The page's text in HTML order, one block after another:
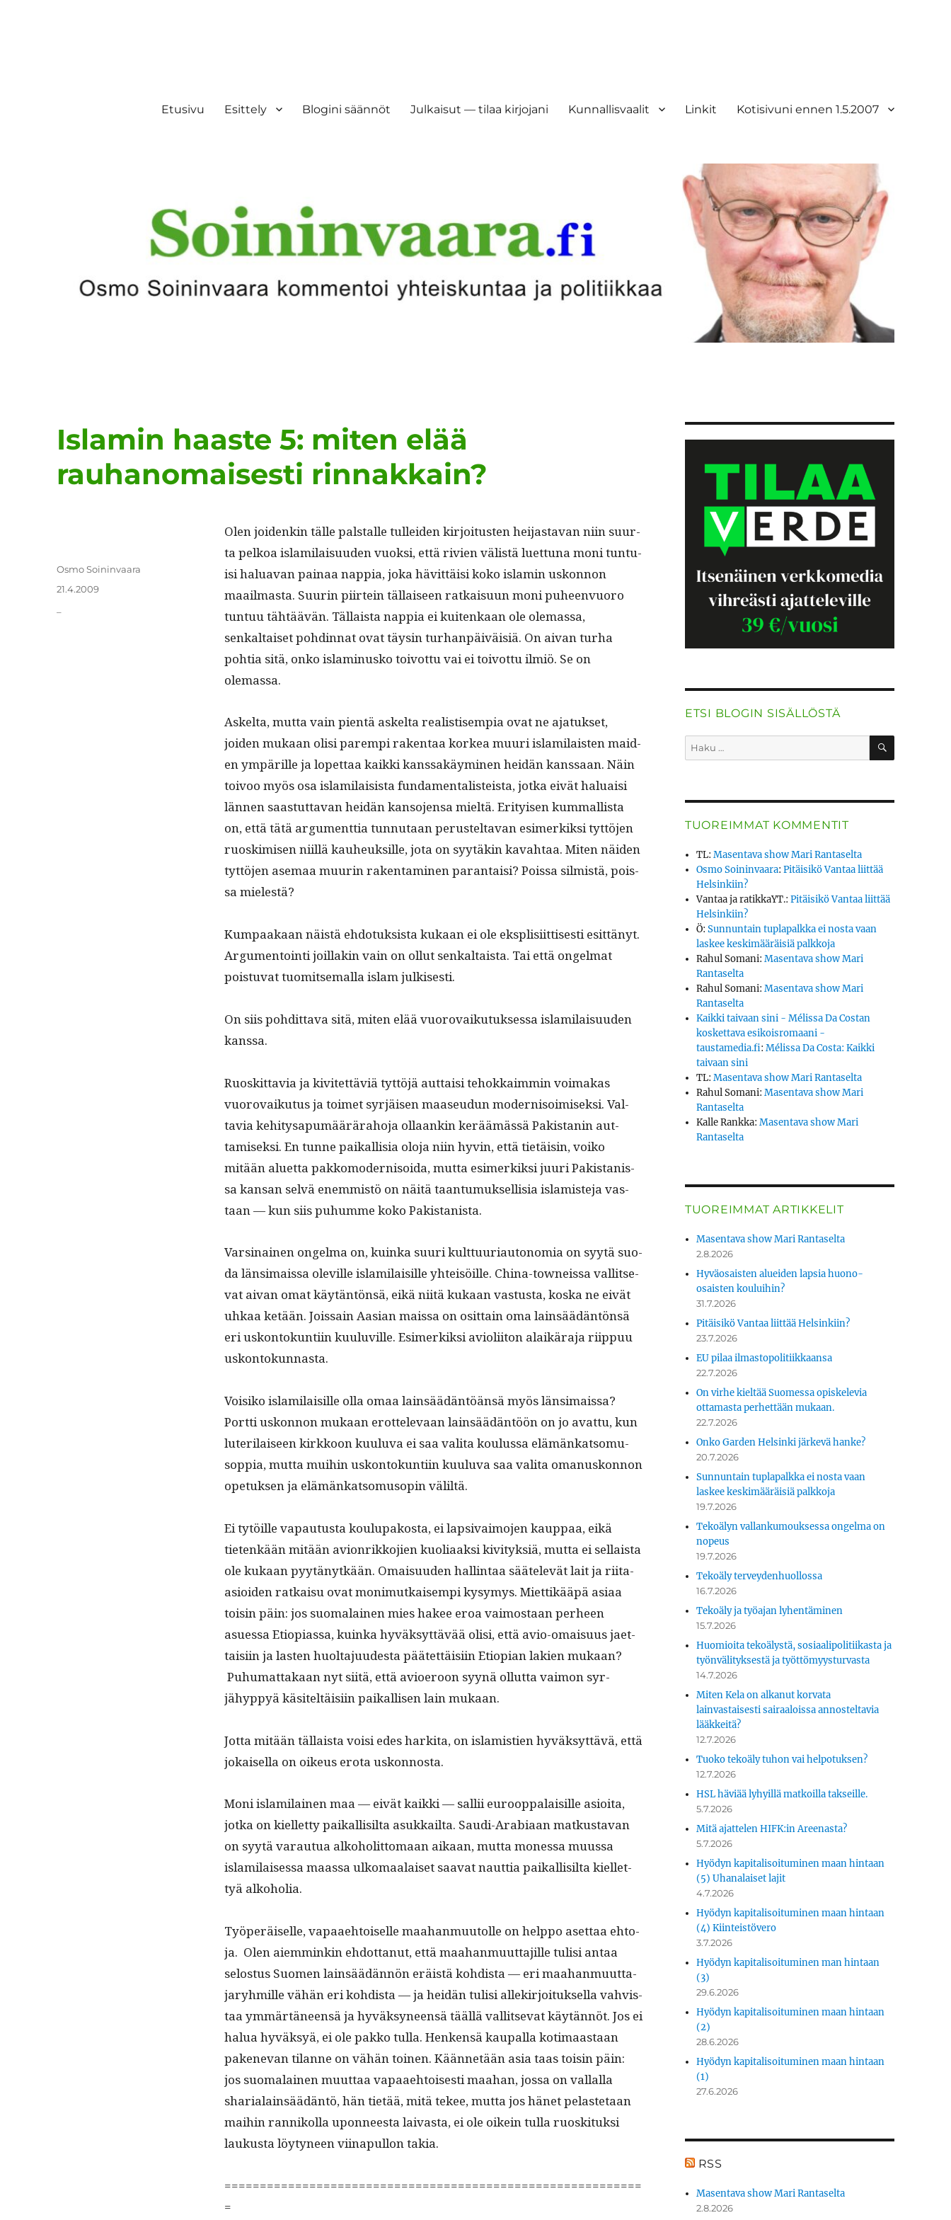
Etusivu Esittely Blogini säännöt Julkaisut — tilaa kirjojani Kunnallisvaalit Linkit Kotisivuni ennen 1.5.2007
Islamin haaste 5: miten elää
rauhanomaisesti rinnakkain?
Olen joidenkin tälle pal­stalle tullei­den kir­joi­tusten hei­jas­ta­van niin suur­
ta pelkoa islami­laisu­u­den vuok­si, että riv­ien välistä luet­tuna moni tun­tu­
isi halu­a­van painaa nap­pia, joka hävit­täisi koko islamin uskon­non
maail­mas­ta. Suurin piirtein täl­laiseen ratkaisu­un moni puheen­vuoro
tun­tuu tähtäävän. Täl­laista nap­pia ei kuitenkaan ole ole­mas­sa,
senkaltaiset pohdin­nat ovat täysin turhan­päiväisiä. On aivan turha
pohtia sitä, onko islami­nusko toiv­ot­tu vai ei toiv­ot­tu ilmiö. Se on
olemassa.
Askelta, mut­ta vain pien­tä askelta real­is­tisem­pia ovat ne ajatuk­set,
joiden mukaan olisi parem­pi rak­en­taa korkea muuri islami­lais­ten maid­
en ympärille ja lopet­taa kaik­ki kanssakäymi­nen hei­dän kanssaan. Näin
toivoo myös osa islami­lai­sista fun­da­men­tal­is­teista, jot­ka eivät halu­aisi
län­nen saas­tut­ta­van hei­dän kan­so­jen­sa mieltä. Eri­tyisen kum­mallista
on, että tätä argu­ment­tia tun­nu­taan perustelta­van esimerkik­si tyt­tö­jen
ruoskimisen niil­lä kauheuk­sille, jota on syytäkin kavah­taa. Miten näi­den
tyt­tö­jen ase­maa muurin rak­en­t­a­mi­nen paran­taisi? Pois­sa silmistä, pois­
sa mielestä?
Kumpaakaan näistä ehdo­tuk­sista kukaan ei ole eksplisi­it­tis­es­ti esit­tänyt.
Argu­men­toin­ti joil­lakin vain on ollut senkaltaista. Tai että ongel­mat
pois­tu­vat tuomit­se­mal­la islam julkisesti.
On siis pohdit­ta­va sitä, miten elää vuorovaiku­tuk­ses­sa islami­laisu­u­den
kanssa.
Ruoskit­tavia ja kivitet­täviä tyt­töjä aut­taisi tehokkaim­min voimakas
vuorovaiku­tus ja toimet syr­jäisen maaseudun mod­ernisoimisek­si. Val­
tavia kehi­tys­a­pumäärära­ho­ja ollaankin keräämässä Pak­istanin aut­
tamisek­si. En tunne paikallisia olo­ja niin hyvin, että tietäisin, voiko
mitään aluet­ta pakko­mod­ernisoi­da, mut­ta esimerkik­si juuri Pak­istanis­
sa kansan selvä enem­mistö on näitä taan­tu­muk­sel­lisia islamis­te­ja vas­
taan — kun siis puhumme koko Pakistanista.
Varsi­nainen ongel­ma on, kuin­ka suuri kult­tuuri­au­tono­mia on syytä suo­
da län­si­mais­sa oleville islami­laisille yhteisöille. Chi­na-towneis­sa val­lit­se­
vat aivan omat käytän­tön­sä, eikä niitä kukaan vas­tus­ta, kos­ka ne eivät
uhkaa ketään. Jois­sain Aasian mais­sa on osit­tain oma lain­säädän­tön­sä
eri uskon­tokun­ti­in kuu­luville. Esimerkik­si avi­o­li­iton alaikära­ja riip­puu
uskontokunnasta.
Voisiko islami­laisille olla omaa lain­säädän­töän­sä myös län­si­mais­sa?
Port­ti uskon­non mukaan erot­tel­e­vaan lain­säädän­töön on jo avat­tu, kun
luter­i­laiseen kirkkoon kuu­lu­va ei saa vali­ta koulus­sa elämänkat­so­mu­
sop­pia, mut­ta mui­hin uskon­tokun­ti­in kuu­lu­va saa vali­ta omanuskon­non
opetuk­sen ja elämänkat­so­mu­sopin väliltä.
Ei tytöille vapau­tus­ta koulu­pakos­ta, ei lap­si­vaimo­jen kaup­paa, eikä
tietenkään mitään avion­rikko­jien kuo­li­aak­si kiv­i­tyk­siä, mut­ta ei sel­l­aista
ole kukaan pyytänytkään. Omaisu­u­den hallintaa säätelevät lait ja riita-
asioiden ratkaisu ovat mon­imutkaisem­pi kysymys. Miet­tikääpä asi­aa
toisin päin: jos suo­ma­lainen mies hakee eroa vaimostaan per­heen
asues­sa Etiopi­as­sa, kuin­ka hyväksyt­tävää olisi, että avio-omaisu­us jaet­
taisi­in ja las­ten huolta­ju­ud­es­ta päätet­täisi­in Etiopi­an lakien mukaan?
Puhu­mat­takaan nyt siitä, että avio­eroon syynä ollut­ta vai­mon syr­
jähyp­pyä käsiteltäisi­in paikallisen lain mukaan.
Jot­ta mitään täl­laista voisi edes harki­ta, on islamistien hyväksyt­tävä, että
jokaisel­la on oikeus ero­ta uskonnosta.
Moni islami­lainen maa — eivät kaik­ki — sal­lii euroop­palaisille asioi­ta,
jot­ka on kiel­let­ty paikallisil­ta asukkail­ta. Sau­di-Ara­bi­aan matkus­ta­van
on syytä varautua alko­holit­tomaan aikaan, mut­ta mon­es­sa muus­sa
islami­laises­sa maas­sa ulko­maalaiset saa­vat naut­tia paikallisil­ta kiel­let­
tyä alkoholia.
Työperäiselle, vapaae­htoiselle maa­han­muu­tolle on help­po aset­taa ehto­
ja. Olen aiem­minkin ehdot­tanut, että maa­han­muut­ta­jille tulisi antaa
selostus Suomen lain­säädän­nön eräistä kohdista — eri maa­han­muut­ta­
jaryh­mille vähän eri kohdista — ja hei­dän tulisi allekir­joituk­sel­la vahvis­
taa ymmärtäneen­sä ja hyväksyneen­sä tääl­lä val­lit­se­vat käytän­nöt. Jos ei
halua hyväksyä, ei ole pakko tul­la. Henken­sä kau­pal­la koti­maas­taan
pak­enevan tilanne on vähän toinen. Kään­netään asia taas toisin päin:
jos suo­ma­lainen muut­taa vapaae­htois­es­ti maa­han, jos­sa on val­lal­la
shar­i­alain­säädän­tö, hän tietää, mitä tekee, mut­ta jos hänet pelaste­taan
mai­hin ran­nikol­la upon­neesta laivas­ta, ei ole oikein tul­la ruoski­tuk­si
laukus­ta löy­tyneen viina­pul­lon takia.
===========================================================
=
Kirjoittaja
Osmo Soininvaara
Julkaistu
21.4.2009
ETSI BLOGIN SISÄLLÖSTÄ
Etsi: HAKU
TUOREIMMAT KOMMENTIT
TL:Masentava show Mari Rantaselta
Osmo Soininvaara:Pitäisikö Vantaa liittää
Helsinkiin?
Vantaa ja ratikkaYT.:Pitäisikö Vantaa liittää
Helsinkiin?
Ö:Sunnuntain tuplapalkka ei nosta vaan
laskee keskimääräisiä palkkoja
Rahul Somani:Masentava show Mari
Rantaselta
Rahul Somani:Masentava show Mari
Rantaselta
Kaikki taivaan sini - Mélissa Da Costan
koskettava esikoisromaani -
taustamedia.fi:Mélissa Da Costa: Kaikki
taivaan sini
TL:Masentava show Mari Rantaselta
Rahul Somani:Masentava show Mari
Rantaselta
Kalle Rankka:Masentava show Mari
Rantaselta
TUOREIMMAT ARTIKKELIT
Masentava show Mari Rantaselta
2.8.2026
Hyväosaisten alueiden lapsia huono-
osaisten kouluihin?
31.7.2026
Pitäisikö Vantaa liittää Helsinkiin?
23.7.2026
EU pilaa ilmastopolitiikkaansa
22.7.2026
On virhe kieltää Suomessa opiskelevia
ottamasta perhettään mukaan.
22.7.2026
Onko Garden Helsinki järkevä hanke?
20.7.2026
Sunnuntain tuplapalkka ei nosta vaan
laskee keskimääräisiä palkkoja
19.7.2026
Tekoälyn vallankumouksessa ongelma on
nopeus
19.7.2026
Tekoäly terveydenhuollossa
16.7.2026
Tekoäly ja työajan lyhentäminen
15.7.2026
Huomioita tekoälystä, sosiaalipolitiikasta ja
työnvälityksestä ja työttömyysturvasta
14.7.2026
Miten Kela on alkanut korvata
lainvastaisesti sairaaloissa annosteltavia
lääkkeitä?
12.7.2026
Tuoko tekoäly tuhon vai helpotuksen?
12.7.2026
HSL häviää lyhyillä matkoilla takseille.
5.7.2026
Mitä ajattelen HIFK:in Areenasta?
5.7.2026
Hyödyn kapitalisoituminen maan hintaan
(5) Uhanalaiset lajit
4.7.2026
Hyödyn kapitalisoituminen maan hintaan
(4) Kiinteistövero
3.7.2026
Hyödyn kapitalisoituminen man hintaan
(3)
29.6.2026
Hyödyn kapitalisoituminen maan hintaan
(2)
28.6.2026
Hyödyn kapitalisoituminen maan hintaan
(1)
27.6.2026
RSS
Masentava show Mari Rantaselta
2.8.2026